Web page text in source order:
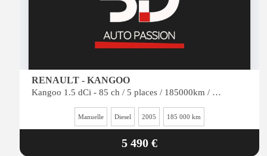
RENAULT - KANGOO
Kangoo 1.5 dCi - 85 ch / 5 places / 185000km / reprise possible
Manuelle Diesel 2005 185 000 km
5 490 €